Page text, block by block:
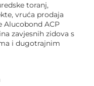
toranj,
vruća prodaja
ACP
zavjesnih zidova s
i dugotrajnim